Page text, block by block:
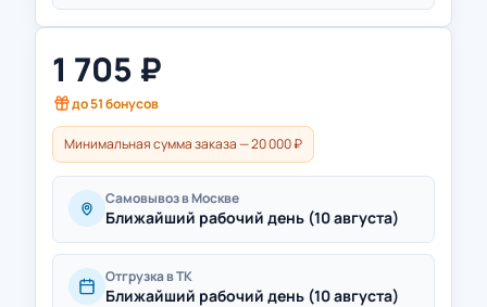
1 705 ₽
до51бонусов
Минимальная сумма заказа — 20 000 ₽
Самовывоз в Москве
Ближайший рабочий день (10 августа)
Отгрузка в ТК
Ближайший рабочий день (10 августа)